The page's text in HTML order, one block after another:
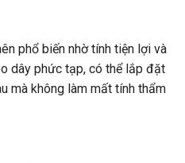
phổ biến nhờ tính tiện lợi và
dây phức tạp, có thể lắp đặt
mà không làm mất tính thẩm